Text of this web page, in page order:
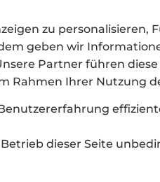
zu personalisieren,
geben wir
Partner führen
Rahmen Ihrer Nutzung
dieser Seite